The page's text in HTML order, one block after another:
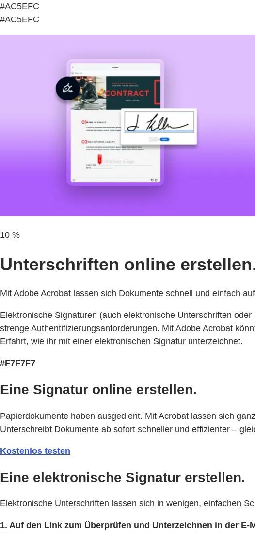
#AC5EFC
#AC5EFC
10 %
Unterschriften online
Mit Adobe Acrobat lassen sich Dokumente schnell und einfach
Elektronische Signaturen (auch elektronische Unterschriften
strenge Authentifizierungsanforderungen. Mit Adobe Acrobat
Erfahrt, wie ihr mit einer elektronischen Signatur unterzeichnet.
#F7F7F7
Eine Signatur online erstellen.
Papierdokumente haben ausgedient. Mit Acrobat lassen sich
Unterschreibt Dokumente ab sofort schneller und effizienter –
Kostenlos testen
Eine elektronische Signatur erstellen.
Elektronische Unterschriften lassen sich in wenigen, einfachen
1. Auf den Link zum Überprüfen und Unterzeichnen in der E-